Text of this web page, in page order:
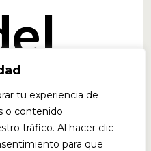
tu experiencia de
o contenido
tráfico. Al hacer clic
para que